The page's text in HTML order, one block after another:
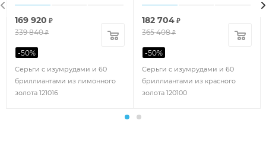
Серьги с изумрудами и 60
бриллиантами из лимонного
золота 121016
169 920 ₽
339 840₽
-50%
Серьги с изумрудами и 60
бриллиантами из красного
золота 120100
182 704 ₽
365 408₽
-50%